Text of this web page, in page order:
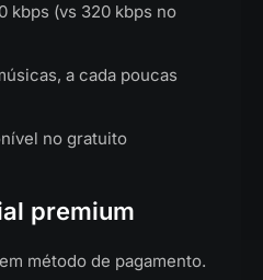
kbps (vs 320 kbps no
a cada poucas
no gratuito
premium
método de pagamento.